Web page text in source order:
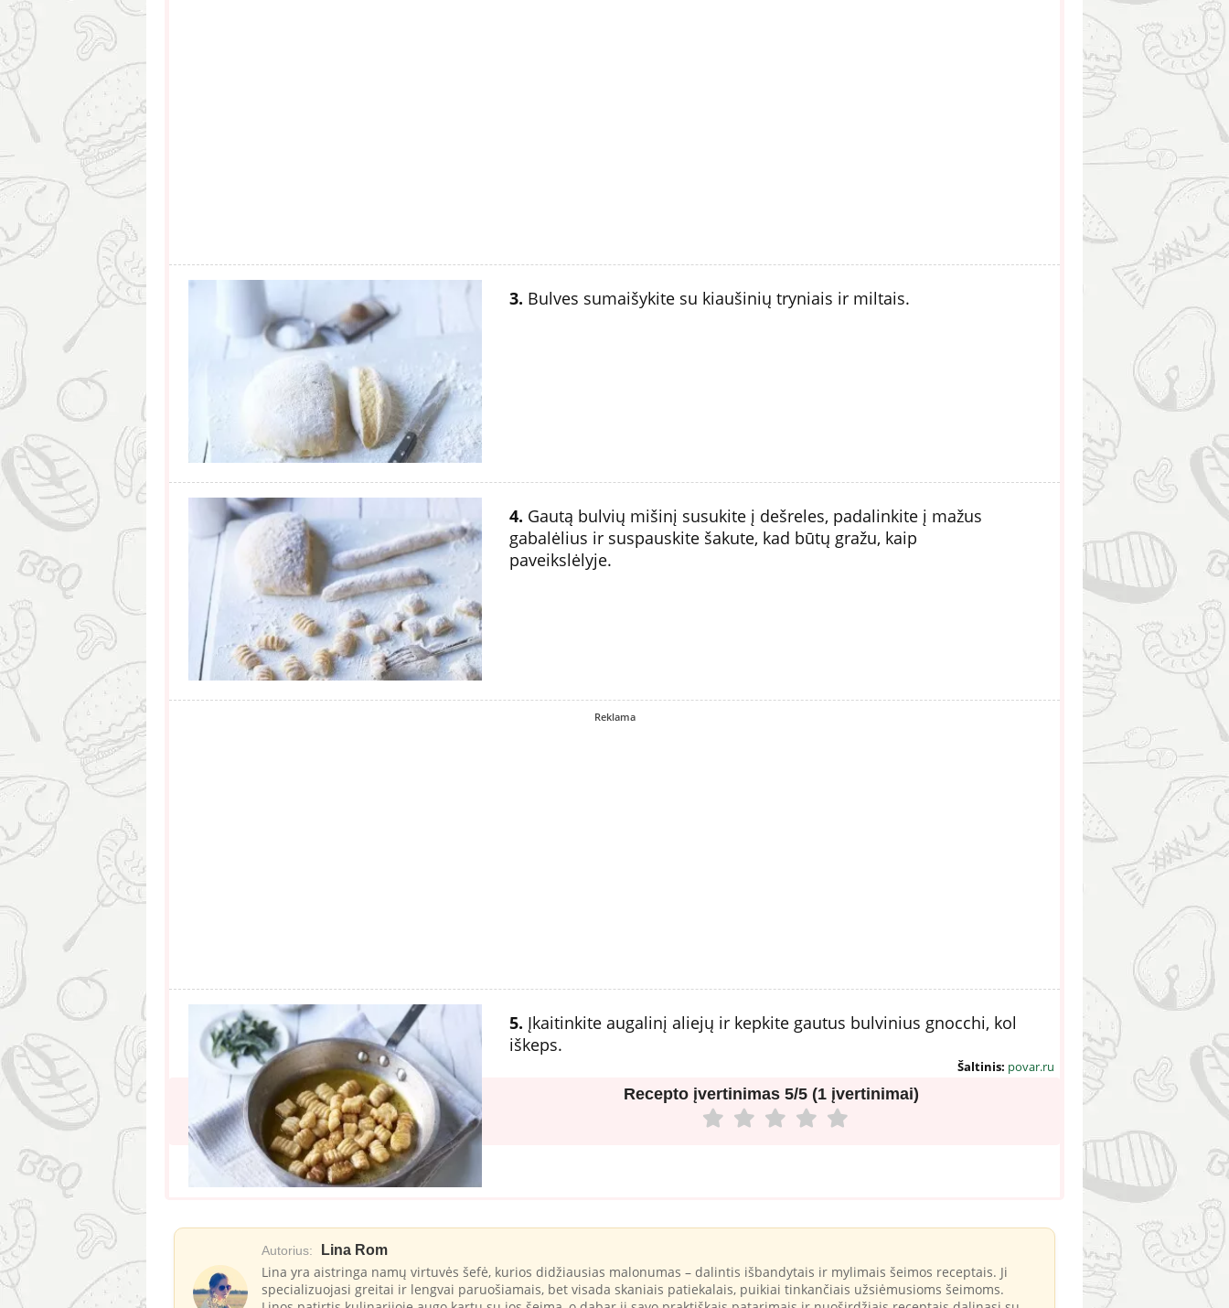
3. Bulves sumaišykite su kiaušinių tryniais ir miltais.
4. Gautą bulvių mišinį susukite į dešreles, padalinkite į mažus
gabalėlius ir suspauskite šakute, kad būtų gražu, kaip
paveikslėlyje.
Reklama
5. Įkaitinkite augalinį aliejų ir kepkite gautus bulvinius gnocchi, kol
iškeps.
Šaltinis: povar.ru
Recepto įvertinimas 5/5 (1 įvertinimai)
Autorius: Lina Rom
Lina yra aistringa namų virtuvės šefė, kurios didžiausias malonumas – dalintis išbandytais ir mylimais šeimos receptais. Ji
specializuojasi greitai ir lengvai paruošiamais, bet visada skaniais patiekalais, puikiai tinkančiais užsiėmusioms šeimoms.